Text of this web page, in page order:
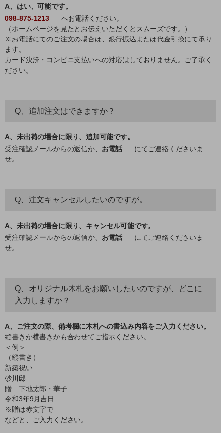
A、はい、可能です。
098-875-1213
へお電話ください。
（ホームページを見たとお伝えいただくとスムーズです。）
※お電話にてのご注文の場合は、銀行振込または代金引換にて承り
ます。
カード決済・コンビニ支払いへの対応はしておりません。ご了承く
ださい。
Q、追加注文はできますか？
A、未出荷の場合に限り、追加可能です。
受注確認メールからの返信か、 お電話
にてご連絡くださいま
せ。
Q、注文キャンセルしたいのですが。
A、未出荷の場合に限り、キャンセル可能です。
受注確認メールからの返信か、 お電話
にてご連絡くださいま
せ。
Q、オリジナル木札をお願いしたいのですが、どこに
入力しますか？
A、ご注文の際、備考欄に木札への書込み内容をご入力ください。
縦書きか横書きかも合わせてご指示ください。
＜例＞
（縦書き）
新築祝い
砂川邸
贈 下地太郎・華子
令和3年9月吉日
※贈は赤文字で
などと、ご入力ください。